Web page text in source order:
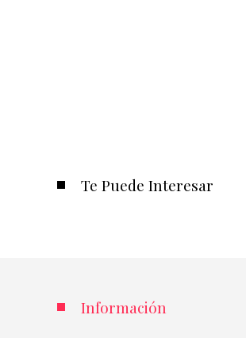
Te Puede Interesar
Información